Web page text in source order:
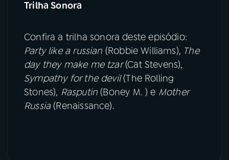
Trilha Sonora
Confira a trilha sonora deste episódio:
Party like a russian (Robbie Williams), The
day they make me tzar(Cat Stevens),
Sympathy for the devil(The Rolling
Stones), Rasputin (Boney M. ) e Mother
Russia(Renaissance).